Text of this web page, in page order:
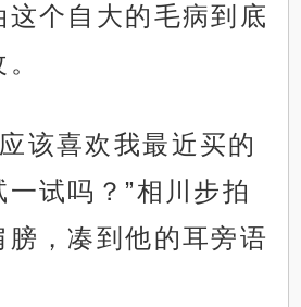
个自大的毛病到底
该喜欢我最近买的
试吗？”相川步拍
膀，凑到他的耳旁语